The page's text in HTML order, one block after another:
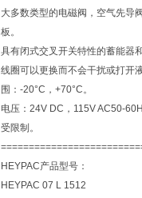
大多数类型的电磁阀，空气先导
板。
具有闭式交叉开关特性的蓄能器
线圈可以更换而不会干扰或打开
围：-20°C，+70°C。
电压：24V DC，115V AC50-
受限制。
HEYPAC产品型号：
HEYPAC 07 L 1512